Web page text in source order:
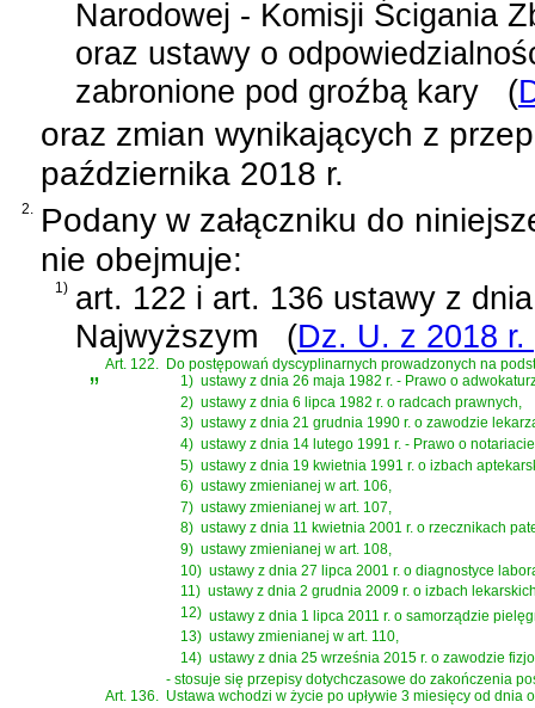
Narodowej - Komisji Ścigania
oraz ustawy o
zabronione pod groźbą kary
(
oraz zmian wynikających z
października 2018 r.
2. Podany w załączniku do
nie obejmuje:
1) art. 122 i art. 136 ustawy z
Najwyższym
(Dz. U. z 2018
„Art. 122. Do postępowań dyscyplinarnych prowadzonych na
1) ustawy z dnia 26 maja 1982 r. - Prawo o
2) ustawy z dnia 6 lipca 1982 r. o radcach prawnych
3) ustawy z dnia 21 grudnia 1990 r. o zawodzie
4) ustawy z dnia 14 lutego 1991 r. - Prawo o notariacie
5) ustawy z dnia 19 kwietnia 1991 r. o izbach
6) ustawy zmienianej w art. 106,
7) ustawy zmienianej w art. 107,
8) ustawy z dnia 11 kwietnia 2001 r. o rzecznikach
9) ustawy zmienianej w art. 108,
10) ustawy z dnia 27 lipca 2001 r. o diagnostyce
11) ustawy z dnia 2 grudnia 2009 r. o izbach
12) ustawy z dnia 1 lipca 2011 r. o samorządzie
13) ustawy zmienianej w art. 110,
14) ustawy z dnia 25 września 2015 r. o zawodzie
- stosuje się przepisy dotychczasowe do zakończenia
Art. 136. Ustawa wchodzi w życie po upływie 3 miesięcy od dnia